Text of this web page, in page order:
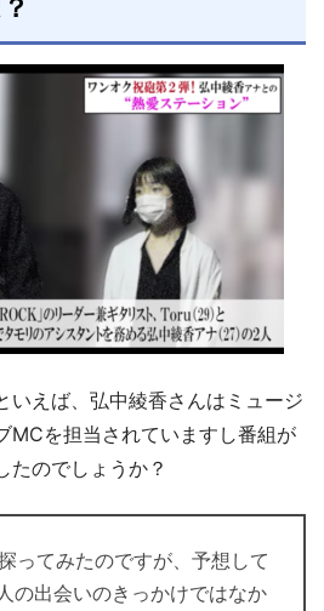
いえば、弘中綾香さんはミュージ
MCを担当されていますし番組が
たのでしょうか？
ってみたのですが、予想して
の出会いのきっかけではなか